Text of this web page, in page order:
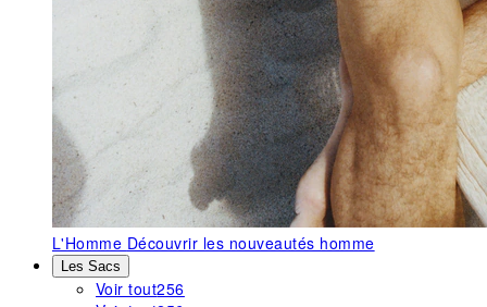
L'Homme Découvrir les nouveautés homme
Les Sacs
Voir tout256